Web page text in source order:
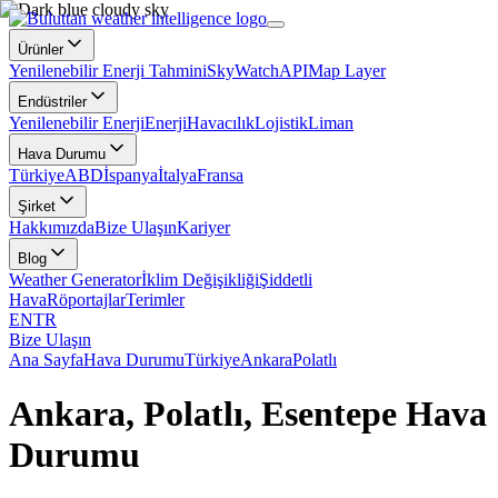
Ürünler
Yenilenebilir Enerji TahminiSkyWatchAPIMap Layer
Endüstriler
Yenilenebilir EnerjiEnerjiHavacılıkLojistikLiman
Hava Durumu
TürkiyeABDİspanyaİtalyaFransa
Şirket
HakkımızdaBize UlaşınKariyer
Blog
Weather Generatorİklim DeğişikliğiŞiddetli
HavaRöportajlarTerimler
ENTR
Bize Ulaşın
Ana SayfaHava DurumuTürkiyeAnkaraPolatlı
Ankara, Polatlı, Esentepe Hava
Durumu